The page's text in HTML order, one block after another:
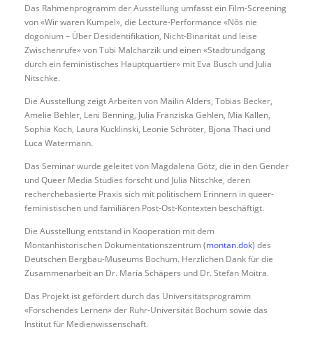
Das Rahmenprogramm der Ausstellung umfasst ein Film-Screening
von «Wir waren Kumpel», die Lecture-Performance «Nŏs nie
dogonium – Über Desidentifikation, Nicht-Binarität und leise
Zwischenrufe» von Tubi Malcharzik und einen «Stadtrundgang
durch ein feministisches Hauptquartier» mit Eva Busch und Julia
Nitschke.
Die Ausstellung zeigt Arbeiten von Mailin Alders, Tobias Becker,
Amelie Behler, Leni Benning, Julia Franziska Gehlen, Mia Kallen,
Sophia Koch, Laura Kucklinski, Leonie Schröter, Bjona Thaci und
Luca Watermann.
Das Seminar wurde geleitet von Magdalena Götz, die in den Gender
und Queer Media Studies forscht und Julia Nitschke, deren
recherchebasierte Praxis sich mit politischem Erinnern in queer-
feministischen und familiären Post-Ost-Kontexten beschäftigt.
Die Ausstellung entstand in Kooperation mit dem
Montanhistorischen Dokumentationszentrum (montan.dok) des
Deutschen Bergbau-Museums Bochum. Herzlichen Dank für die
Zusammenarbeit an Dr. Maria Schäpers und Dr. Stefan Moitra.
Das Projekt ist gefördert durch das Universitätsprogramm
«Forschendes Lernen» der Ruhr-Universität Bochum sowie das
Institut für Medienwissenschaft.